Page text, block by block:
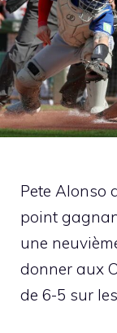
Pete Alonso
point
une
donner aux
de 6-5 sur